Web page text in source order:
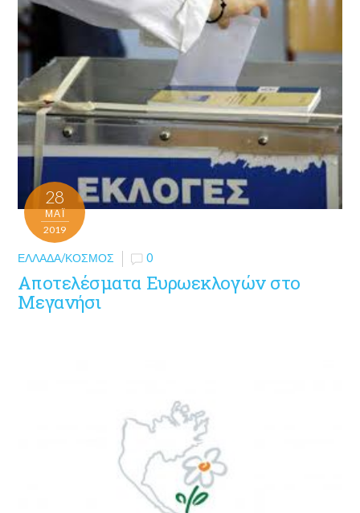
28
ΜΑΪ́
2019
ΕΛΛΆΔΑ/ΚΌΣΜΟΣ 0
Αποτελέσματα Ευρωεκλογών στο
Μεγανήσι